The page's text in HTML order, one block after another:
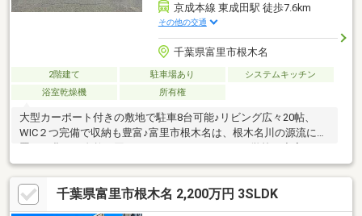
京成本線 東成田駅 徒歩7.6km
その他の交通
千葉県富里市根木名
2階建て 駐車場あり
システムキッチン
浴室乾燥機
所有権
大型カーポート付きの敷地で駐車8台可能♪リビング広々20帖、
WIC２つ完備で収納も豊富♪富里市根木名は、根木名川の源流に位
いるため暮らしやすく、ファミリー層にも人気の高い地域です♪現
地合流・解散大歓迎！実際に物件を見ていただくことがとにかく
一番です！！事前にご予約いただければ時間外でのご案内も可能
です♪「住宅ローンが不安…」と言うお客様へ！自社グループで住
千葉県富里市根木名 2,200万円 3SLDK